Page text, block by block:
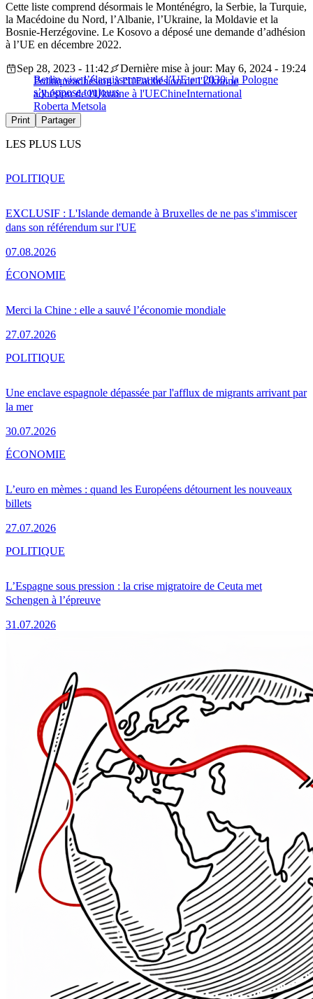
Cette liste comprend désormais le Monténégro, la Serbie, la Turquie,
la Macédoine du Nord, l’Albanie, l’Ukraine, la Moldavie et la
Bosnie-Herzégovine. Le Kosovo a déposé une demande d’adhésion
à l’UE en décembre 2022.
Berlin vise l’élargissement de l’UE en 2030, la Pologne
s’y oppose toujours
Sep 28, 2023 - 11:42
Dernière mise à jour: May 6, 2024 - 19:24
Politiqueadhésion à l'UEadhésion de l'Ukraine
adhésion de l'Ukraine à l'UEChineInternational
Roberta Metsola
Print Partager
LES PLUS LUS
EXCLUSIF : L'Islande demande à Bruxelles de ne pas s'immiscer
dans son référendum sur l'UE
07.08.2026
POLITIQUE
Merci la Chine : elle a sauvé l’économie mondiale
27.07.2026
ÉCONOMIE
Une enclave espagnole dépassée par l'afflux de migrants arrivant par
la mer
30.07.2026
POLITIQUE
L’euro en mèmes : quand les Européens détournent les nouveaux
billets
27.07.2026
ÉCONOMIE
L’Espagne sous pression : la crise migratoire de Ceuta met
Schengen à l’épreuve
31.07.2026
POLITIQUE